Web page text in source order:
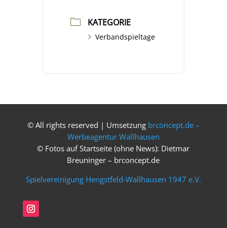
KATEGORIE
Verbandspieltage
© All rights reserved | Umsetzung brconcept.de –
Werbeagentur Wallhausen
© Fotos auf Startseite (ohne News): Dietmar
Breuninger – brconcept.de
Spielvereinigung Hengstfeld-Wallhausen 1947 e.V.